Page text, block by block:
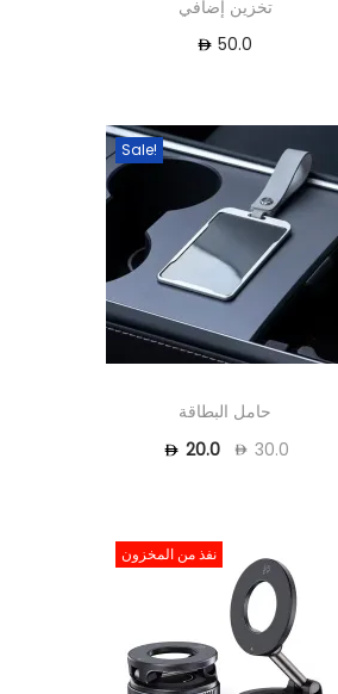
تخزين إضافي
50.0
Sale!
حامل البطاقة
30.0
20.0
نفذ من المخزون